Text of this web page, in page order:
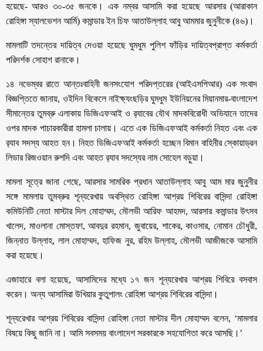
হয়েছে- আরও ৩০-৩৫ জনকে। এক নম্বর আসামি করা হয়েছে আরসার (আরাকান
রোহিঙ্গা স্যালভেশন আর্মি) কমান্ডার ইন চিফ আতাউল্লাহ আবু আমমার জুনুনীকে (৪৬)।
মামলাটি তদন্তের দায়িত্ব দেওয়া হয়েছে ঘুমধুম পুলিশ ফাঁড়ির দায়িত্বপ্রাপ্ত কর্মকর্তা
পরিদর্শক সোহাগ রানাকে।
১৪ নভেম্বর রাতে আন্তঃবাহিনী জনসংযোগ পরিদপ্তরের (আইএসপিআর) এক সংবাদ
বিজ্ঞপ্তিতে জানায়, ওইদিন বিকেলে নাইক্ষ্যংছড়ির ঘুমধুম ইউনিয়নের মিয়ানমার-বাংলাদেশ
সীমান্তের তুমব্রু এলাকায় ডিজিএফআই ও র‌্যাবের যৌথ মাদকবিরোধী অভিযানে তাদের
ওপর মাদক পাচারকারীরা হামলা চালায়। এতে এক ডিজিএফআই কর্মকর্তা নিহত এবং এক
র‌্যাব সদস্য আহত হন। নিহত ডিজিএফআই কর্মকর্তা হচ্ছেন বিমান বাহিনীর স্কোয়াড্রন
লিডার রিজওয়ান রুশদি এবং আহত র‍্যাব সদস্যের নাম সোহেল বড়ুয়া।
মামলা সূত্রে জানা গেছে, আরসার সামরিক প্রধান আতাউল্লাহ আবু আম মার জুনুনীর
সঙ্গে মামলায় তুমব্রুর শূন্যরেখায় অবস্থিত রোহিঙ্গা আশ্রয় শিবিরের বাসিন্দা রোহিঙ্গা
কমিউনিটি নেতা মাস্টার দিল মোহাম্মদ, মৌলভী আরিফ আহমদ, আরসার কমান্ডার উৎসব
খালেদ, মাওলানা মোস্তফা, আবদুর রহমান, জুবায়ের, শাকের, কাওসার, নোমান চৌধুরী,
জিন্নাত উল্লাহ, লাল মোহাম্মদ, হাফিজ নুর, রহিম উল্লাহ, মৌলভী আজীজকে আসামি
করা হয়েছে।
এজাহারে বলা হয়েছে, আসামিদের মধ্যে ১৭ জন শূন্যরেখার আশ্রয় শিবিরে বসবাস
করেন। অন্য আসামিরা উখিয়ার কুতুপালং রোহিঙ্গা আশ্রয় শিবিরের বাসিন্দা।
শূন্যরেখার আশ্রয় শিবিরের বাসিন্দা রোহিঙ্গা নেতা মাস্টার দীল মোহাম্মদ বলেন, ‘মামলার
বিষয়ে কিছু জানি না। আমি সবসময় বাংলাদেশ সরকারকে সহযোগিতা করে আসছি।’